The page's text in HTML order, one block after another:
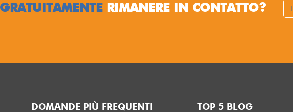
GRATUITAMENTE RIMANERE IN CONTATTO?
DOMANDE PIÙ FREQUENTI TOP 5 BLOG